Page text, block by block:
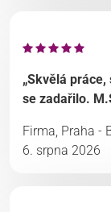
„Skvělá
se zadařilo.
Firma, Praha -
6. srpna 2026